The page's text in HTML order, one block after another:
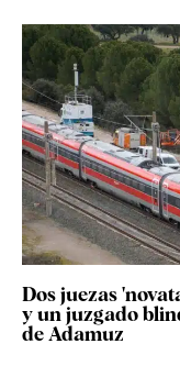
Dos juezas
y un juzgado
de Adamuz